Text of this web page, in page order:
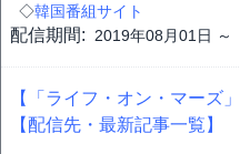
◇韓国番組サイト
配信期間: 2019年08月01日 ～
【「ライフ・オン・マーズ
【配信先・最新記事一覧】